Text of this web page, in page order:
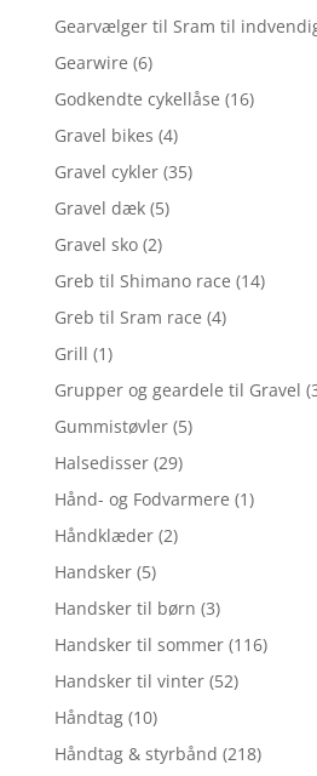
Gearvælger til Sram til
Gearwire (6)
Godkendte cykellåse (16)
Gravel bikes (4)
Gravel cykler (35)
Gravel dæk (5)
Gravel sko (2)
Greb til Shimano race (14)
Greb til Sram race (4)
Grill (1)
Grupper og geardele til Gravel
Gummistøvler (5)
Halsedisser (29)
Hånd- og Fodvarmere (1)
Håndklæder (2)
Handsker (5)
Handsker til børn (3)
Handsker til sommer (116)
Handsker til vinter (52)
Håndtag (10)
Håndtag & styrbånd (218)